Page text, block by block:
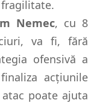
Nemec, cu 8
va fi, fără
ofensivă a
acțiunile
poate ajuta